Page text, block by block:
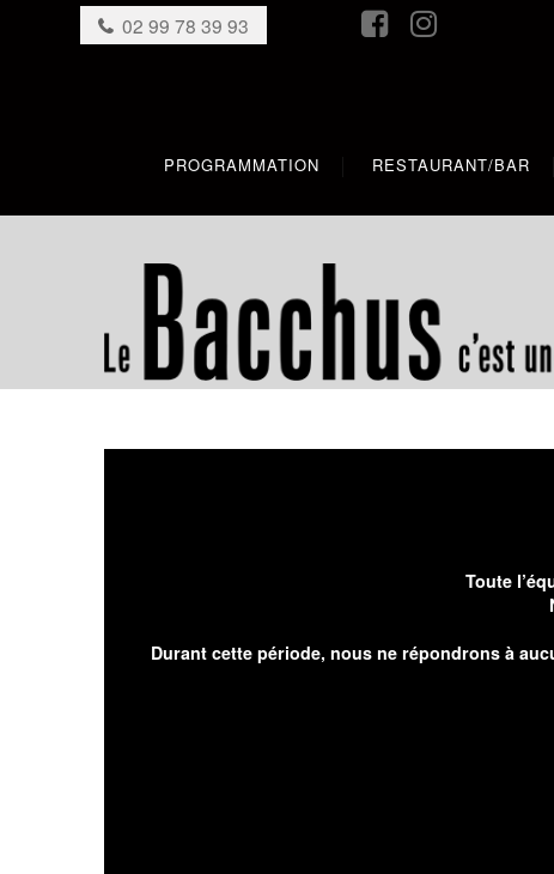
PROGRAMMATION RESTAURANT/BAR
02 99 78 39 93
Toute
Durant cette période, nous ne répondrons à